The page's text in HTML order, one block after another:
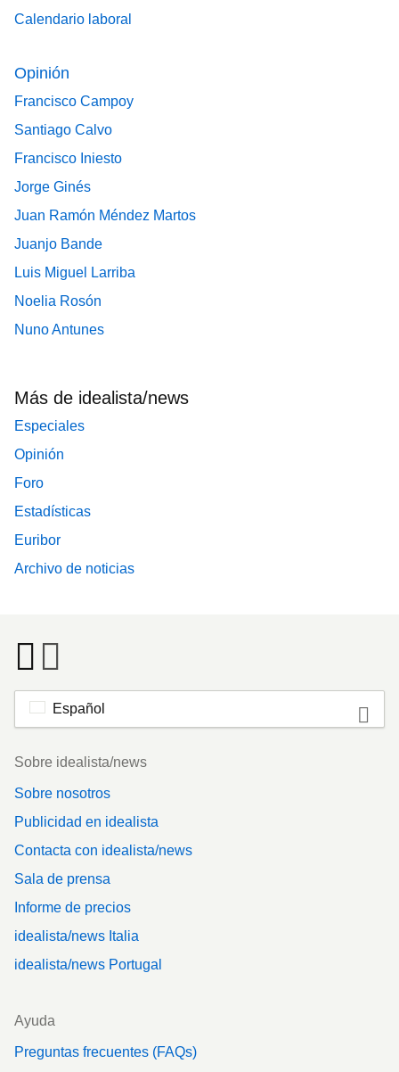
Calendario laboral
Opinión
Francisco Campoy
Santiago Calvo
Francisco Iniesto
Jorge Ginés
Juan Ramón Méndez Martos
Juanjo Bande
Luis Miguel Larriba
Noelia Rosón
Nuno Antunes
Más de idealista/news
Especiales
Opinión
Foro
Estadísticas
Euribor
Archivo de noticias
Español
Footer
Sobre idealista/news
Sobre nosotros
Publicidad en idealista
Contacta con idealista/news
Sala de prensa
Informe de precios
idealista/news Italia
idealista/news Portugal
Ayuda
Preguntas frecuentes (FAQs)